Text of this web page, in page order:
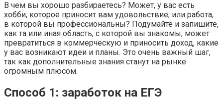
В чем вы хорошо разбираетесь? Может, у вас есть
хобби, которое приносит вам удовольствие, или работа,
в которой вы профессиональны? Подумайте и запишите,
как та или иная область, с которой вы знакомы, может
превратиться в коммерческую и приносить доход, какие
у вас возникают идеи и планы. Это очень важный шаг,
так как дополнительные знания станут на рынке
огромным плюсом.
Способ 1: заработок на ЕГЭ